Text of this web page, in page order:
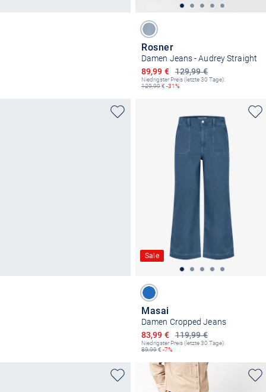
Rosner
Damen Jeans - Audrey Straight
129,99 €
Ermäßigter Preis
89,99 €
Niedrigster Preis (letzte 30 Tage):
129,99€ -31%
Sale
Masai
Damen Cropped Jeans
119,99 €
Ermäßigter Preis
83,99 €
Niedrigster Preis (letzte 30 Tage):
89,99€ -7%